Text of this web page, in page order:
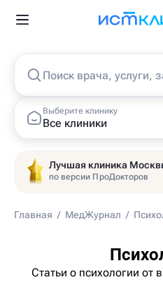
Поиск врача, услуги,
Выберите клинику
Все клиники
Лучшая клиника
по версии ПроДокторов
Главная / МедЖурнал /
Статьи о психологии от